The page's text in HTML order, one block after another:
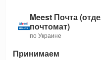
Meest Почта
почтомат)
по Украине
Принимаем